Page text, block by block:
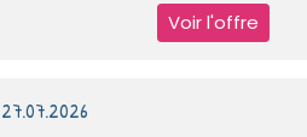
Voir l'offre
27.07.2026